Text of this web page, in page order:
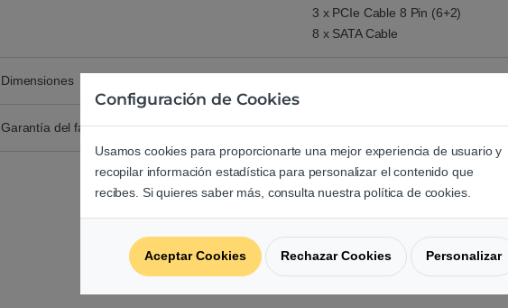
3 x PCIe Cable 8 Pin (6+2)
8 x SATA Cable
Dimensiones
Garantía del fabricante 10 años
Comprar Fuente de alimentación ATX Corsair HX1500i 1500W 80 Plus
Agrega una reseña
Configuración de Cookies
Usamos cookies para proporcionarte una mejor experiencia de usuario y
recopilar información estadística para personalizar el contenido que
recibes. Si quieres saber más, consulta nuestra política de cookies.
Aceptar Cookies Rechazar Cookies Personalizar